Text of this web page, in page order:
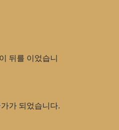
뒤를 이었습니
가 되었습니다.